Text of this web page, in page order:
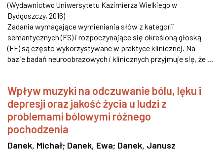
(Wydawnictwo Uniwersytetu Kazimierza Wielkiego w
Bydgoszczy, 2016)
Zadania wymagające wymieniania słów z kategorii
semantycznych (FS) i rozpoczynające się określoną głoską
(FF) są często wykorzystywane w praktyce klinicznej. Na
bazie badań neuroobrazowych i klinicznych przyjmuje się, że ...
Wpływ muzyki na odczuwanie bólu, lęku i
depresji oraz jakość życia u ludzi z
problemami bólowymi różnego
pochodzenia
Danek, Michał; Danek, Ewa; Danek, Janusz